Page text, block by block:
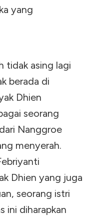
yang
tidak asing lagi
berada di
Dhien
seorang
Nanggroe
menyerah.
Dhien yang juga
seorang istri
ini diharapkan